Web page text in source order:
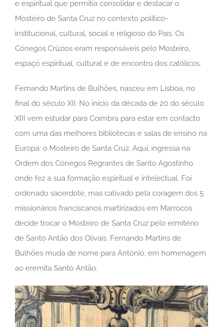
e espiritual que permitia consolidar e destacar o
Mosteiro de Santa Cruz no contexto político-
institucional, cultural, social e religioso do País. Os
Cónegos Crúzios eram responsáveis pelo Mosteiro,
espaço espiritual, cultural e de encontro dos católicos.
Fernando Martins de Bulhões, nasceu em Lisboa, no
final do século XII. No início da década de 20 do século
XIII vem estudar para Coimbra para estar em contacto
com uma das melhores bibliotecas e salas de ensino na
Europa: o Mosteiro de Santa Cruz. Aqui, ingressa na
Ordem dos Cónegos Regrantes de Santo Agostinho
onde fez a sua formação espiritual e intelectual. Foi
ordenado sacerdote, mas cativado pela coragem dos 5
missionários franciscanos martirizados em Marrocos
decide trocar o Mosteiro de Santa Cruz pelo ermitério
de Santo Antão dos Olivais. Fernando Martins de
Bulhões muda de nome para António, em homenagem
ao eremita Santo Antão.